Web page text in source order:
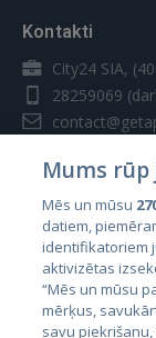
Kontakti
City24 SIA,
28259069
Valstis
Igaunija
Latvija
Mums
Mēs un mūsu
datiem,
identifikatoriem
aktivizētas
“Mēs un mūsu
mērķus,
savu